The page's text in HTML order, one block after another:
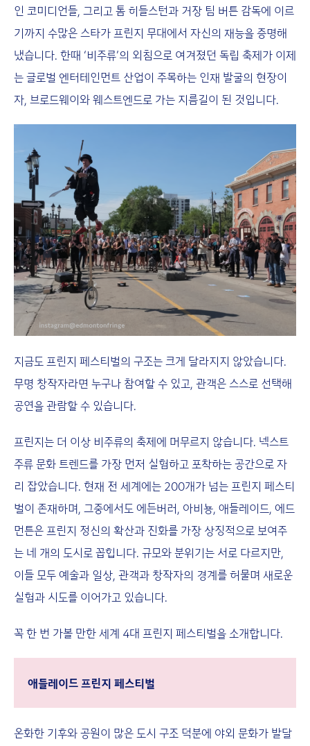
인 코미디언들, 그리고 톰 히들스턴과 거장 팀 버튼 감독에 이르
기까지 수많은 스타가 프린지 무대에서 자신의 재능을 증명해
냈습니다. 한때 ‘비주류’의 외침으로 여겨졌던 독립 축제가 이제
는 글로벌 엔터테인먼트 산업이 주목하는 인재 발굴의 현장이
자, 브로드웨이와 웨스트엔드로 가는 지름길이 된 것입니다.
지금도 프린지 페스티벌의 구조는 크게 달라지지 않았습니다.
무명 창작자라면 누구나 참여할 수 있고, 관객은 스스로 선택해
공연을 관람할 수 있습니다.
프린지는 더 이상 비주류의 축제에 머무르지 않습니다. 넥스트
주류 문화 트렌드를 가장 먼저 실험하고 포착하는 공간으로 자
리 잡았습니다. 현재 전 세계에는 200개가 넘는 프린지 페스티
벌이 존재하며, 그중에서도 에든버러, 아비뇽, 애들레이드, 에드
먼튼은 프린지 정신의 확산과 진화를 가장 상징적으로 보여주
는 네 개의 도시로 꼽힙니다. 규모와 분위기는 서로 다르지만,
이들 모두 예술과 일상, 관객과 창작자의 경계를 허물며 새로운
실험과 시도를 이어가고 있습니다.
꼭 한 번 가볼 만한 세계 4대 프린지 페스티벌을 소개합니다.
애들레이드 프린지 페스티벌
온화한 기후와 공원이 많은 도시 구조 덕분에 야외 문화가 발달